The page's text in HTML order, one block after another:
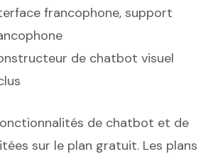
francophone, support
de chatbot visuel
de chatbot et de
sur le plan gratuit. Les plans